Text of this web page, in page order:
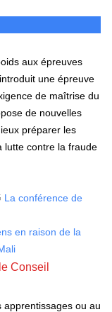
aux épreuves
une épreuve
de maîtrise du
de nouvelles
préparer les
lutte contre la fraude
La conférence de
en raison de la
Conseil
apprentissages ou au